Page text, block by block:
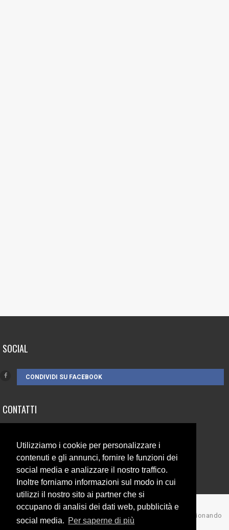
Utilizziamo i cookie per personalizzare i
contenuti e gli annunci, fornire le funzioni dei
social media e analizzare il nostro traffico.
Inoltre forniamo informazioni sul modo in cui
utilizzi il nostro sito ai partner che si
occupano di analisi dei dati web, pubblicità e
social media. Per saperne di più
SOCIAL
CONDIVIDI SU FACEBOOK
CONTATTI
info@campionando.it
© Copyright 2017 Campionando